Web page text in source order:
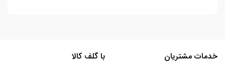
خدمات مشتریان با گلف کالا